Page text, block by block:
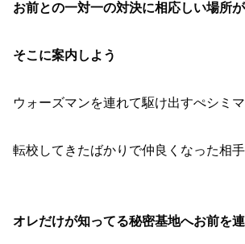
お前との一対一の対決に相応しい場所
そこに案内しよう
ウォーズマンを連れて駆け出すぺシミマ
転校してきたばかりで仲良くなった相手
オレだけが知ってる秘密基地へお前を